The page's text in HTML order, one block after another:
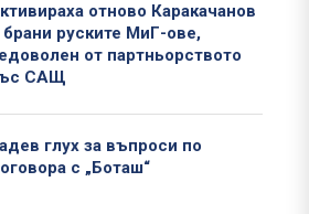
отново Каракачанов
брани руските МиГ-ове,
от партньорството
САЩ
глух за въпроси по
с „Боташ“